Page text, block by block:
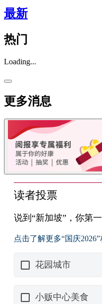
最新
热门
Loading...
更多消息